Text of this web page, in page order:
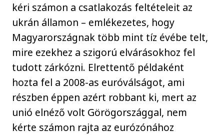
kéri számon a csatlakozás feltételeit az
ukrán államon – emlékezetes, hogy
Magyarországnak több mint tíz évébe telt,
mire ezekhez a szigorú elvárásokhoz fel
tudott zárkózni. Elrettentő példaként
hozta fel a 2008-as euróválságot, ami
részben éppen azért robbant ki, mert az
unió elnéző volt Görögországgal, nem
kérte számon rajta az eurózónához